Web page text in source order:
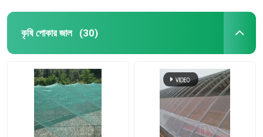
কৃষি পোকার জাল (30)